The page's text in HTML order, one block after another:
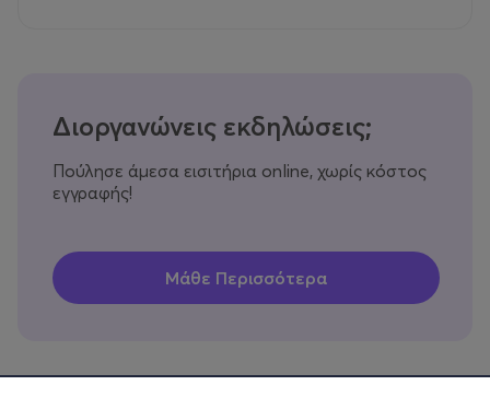
Διοργανώνεις εκδηλώσεις;
Πούλησε άμεσα εισιτήρια online, χωρίς κόστος
εγγραφής!